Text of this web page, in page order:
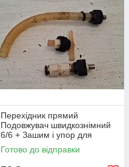
Перехідник прямий
Подовжувач швидкознімний
6/6 + Зашим і упор для
кавомашини суперавтомат
WMF 8000 s б/у
Готово до відправки